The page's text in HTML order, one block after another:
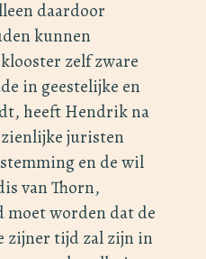
daardoor
kunnen
zelf zware
in geestelijke en
heeft Hendrik na
juristen
en de wil
van Thorn,
moet worden dat de
zijner tijd zal zijn in